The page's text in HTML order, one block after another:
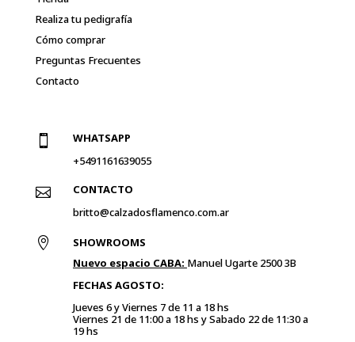
Realiza tu pedigrafía
Cómo comprar
Preguntas Frecuentes
Contacto

WHATSAPP
+5491161639055

CONTACTO
britto@calzadosflamenco.com.ar

SHOWROOMS
Nuevo espacio CABA: Manuel Ugarte 2500 3B
FECHAS AGOSTO:
Jueves 6 yViernes 7 de 11 a 18 hs
Viernes 21 de 11:00 a 18 hs y Sabado 22 de 11:30 a
19 hs